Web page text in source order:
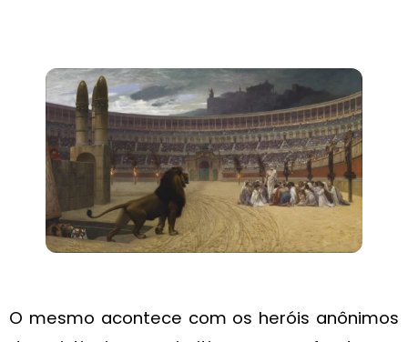
O mesmo acontece com os heróis anônimos